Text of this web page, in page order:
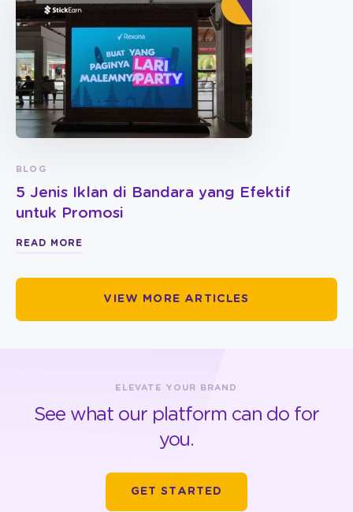
BLOG
5 Jenis Iklan di Bandara yang Efektif
untuk Promosi
READ MORE
VIEW MORE ARTICLES
ELEVATE YOUR BRAND
See what our platform can do for
you.
GET STARTED